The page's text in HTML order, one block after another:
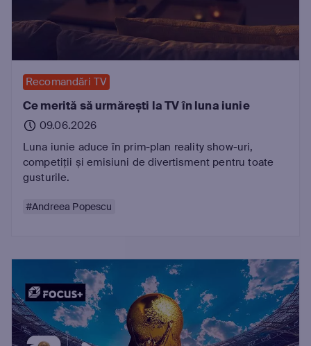
Recomandări TV
Ce merită să urmărești la TV în luna iunie
09.06.2026
Luna iunie aduce în prim-plan reality show-uri,
competiții și emisiuni de divertisment pentru toate
gusturile.
#Andreea Popescu